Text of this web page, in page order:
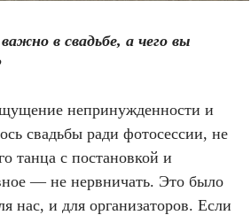
в свадьбе, а чего вы
непринужденности и
свадьбы ради фотосессии, не
танца с постановкой и
— не нервничать. Это было
нас, и для организаторов. Если